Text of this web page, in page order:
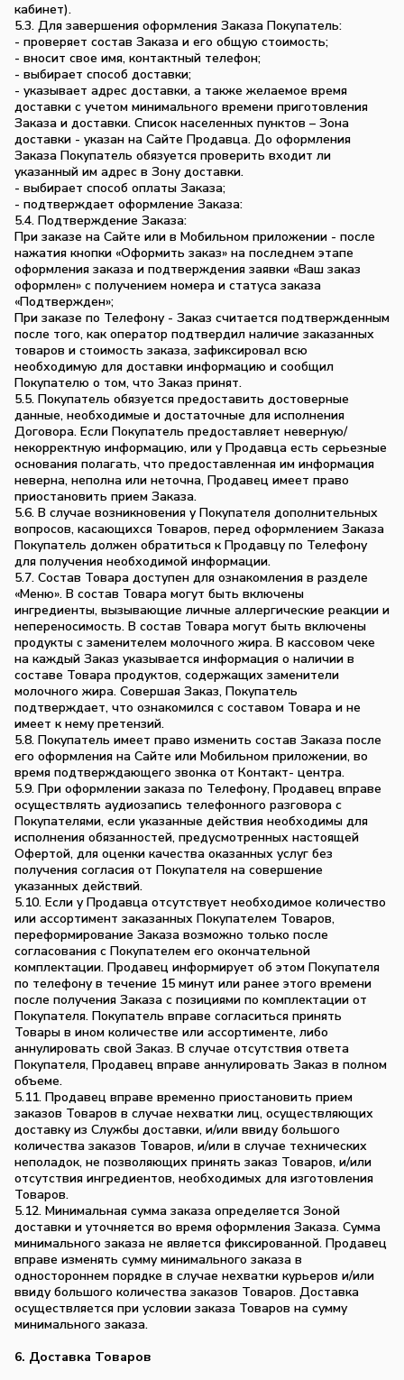
кабинет).
5.3. Для завершения оформления Заказа Покупатель:
- проверяет состав Заказа и его общую стоимость;
- вносит свое имя, контактный телефон;
- выбирает способ доставки;
- указывает адрес доставки, а также желаемое время
доставки с учетом минимального времени приготовления
Заказа и доставки. Список населенных пунктов – Зона
доставки - указан на Сайте Продавца. До оформления
Заказа Покупатель обязуется проверить входит ли
указанный им адрес в Зону доставки.
- выбирает способ оплаты Заказа;
- подтверждает оформление Заказа:
5.4. Подтверждение Заказа:
При заказе на Сайте или в Мобильном приложении - после
нажатия кнопки «Оформить заказ» на последнем этапе
оформления заказа и подтверждения заявки «Ваш заказ
оформлен» с получением номера и статуса заказа
«Подтвержден»;
При заказе по Телефону - Заказ считается подтвержденным
после того, как оператор подтвердил наличие заказанных
товаров и стоимость заказа, зафиксировал всю
необходимую для доставки информацию и сообщил
Покупателю о том, что Заказ принят.
5.5. Покупатель обязуется предоставить достоверные
данные, необходимые и достаточные для исполнения
Договора. Если Покупатель предоставляет неверную/
некорректную информацию, или у Продавца есть серьезные
основания полагать, что предоставленная им информация
неверна, неполна или неточна, Продавец имеет право
приостановить прием Заказа.
5.6. В случае возникновения у Покупателя дополнительных
вопросов, касающихся Товаров, перед оформлением Заказа
Покупатель должен обратиться к Продавцу по Телефону
для получения необходимой информации.
5.7. Состав Товара доступен для ознакомления в разделе
«Меню». В состав Товара могут быть включены
ингредиенты, вызывающие личные аллергические реакции и
непереносимость. В состав Товара могут быть включены
продукты с заменителем молочного жира. В кассовом чеке
на каждый Заказ указывается информация о наличии в
составе Товара продуктов, содержащих заменители
молочного жира. Совершая Заказ, Покупатель
подтверждает, что ознакомился с составом Товара и не
имеет к нему претензий.
5.8. Покупатель имеет право изменить состав Заказа после
его оформления на Сайте или Мобильном приложении, во
время подтверждающего звонка от Контакт- центра.
5.9. При оформлении заказа по Телефону, Продавец вправе
осуществлять аудиозапись телефонного разговора с
Покупателями, если указанные действия необходимы для
исполнения обязанностей, предусмотренных настоящей
Офертой, для оценки качества оказанных услуг без
получения согласия от Покупателя на совершение
указанных действий.
5.10. Если у Продавца отсутствует необходимое количество
или ассортимент заказанных Покупателем Товаров,
переформирование Заказа возможно только после
согласования с Покупателем его окончательной
комплектации. Продавец информирует об этом Покупателя
по телефону в течение 15 минут или ранее этого времени
после получения Заказа с позициями по комплектации от
Покупателя. Покупатель вправе согласиться принять
Товары в ином количестве или ассортименте, либо
аннулировать свой Заказ. В случае отсутствия ответа
Покупателя, Продавец вправе аннулировать Заказ в полном
объеме.
5.11. Продавец вправе временно приостановить прием
заказов Товаров в случае нехватки лиц, осуществляющих
доставку из Службы доставки, и/или ввиду большого
количества заказов Товаров, и/или в случае технических
неполадок, не позволяющих принять заказ Товаров, и/или
отсутствия ингредиентов, необходимых для изготовления
Товаров.
5.12. Минимальная сумма заказа определяется Зоной
доставки и уточняется во время оформления Заказа. Сумма
минимального заказа не является фиксированной. Продавец
вправе изменять сумму минимального заказа в
одностороннем порядке в случае нехватки курьеров и/или
ввиду большого количества заказов Товаров. Доставка
осуществляется при условии заказа Товаров на сумму
минимального заказа.
6. Доставка Товаров